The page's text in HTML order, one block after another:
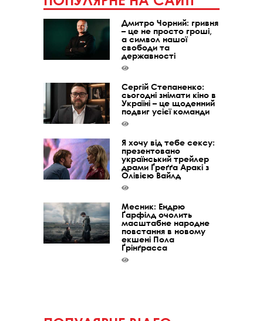
Дмитро Чорний: гривня
– це не просто гроші,
а символ нашої
свободи та
державності
Сергій Степаненко:
сьогодні знімати кіно в
Україні – це щоденний
подвиг усієї команди
Я хочу від тебе сексу:
презентовано
український трейлер
драми Ґреґґа Аракі з
Олівією Вайлд
Месник: Ендрю
Ґарфілд очолить
масштабне народне
повстання в новому
екшені Пола
Ґрінґрасса